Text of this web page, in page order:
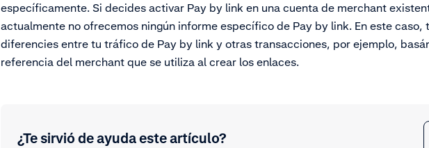
específicamente. Si decides activar Pay by link en una cuenta de merchant
actualmente no ofrecemos ningún informe específico de Pay by link. En este caso,
diferencies entre tu tráfico de Pay by link y otras transacciones, por ejemplo,
referencia del merchant que se utiliza al crear los enlaces.
¿Te sirvió de ayuda este artículo?